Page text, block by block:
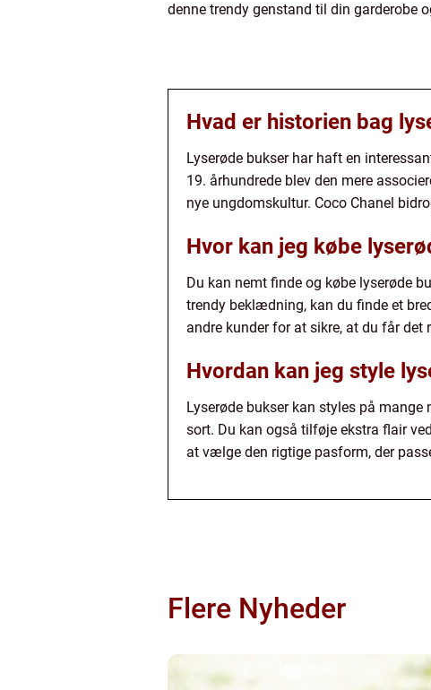
denne trendy genstand til din garderobe
Hvad er historien bag
Lyserøde bukser har haft en
19. århundrede blev den mere
nye ungdomskultur. Coco Chanel
Hvor kan jeg købe
Du kan nemt finde og købe lyserøde
trendy beklædning, kan du finde et
andre kunder for at sikre, at du får det
Hvordan kan jeg style
Lyserøde bukser kan styles på
sort. Du kan også tilføje ekstra flair
at vælge den rigtige pasform, der
Flere Nyheder